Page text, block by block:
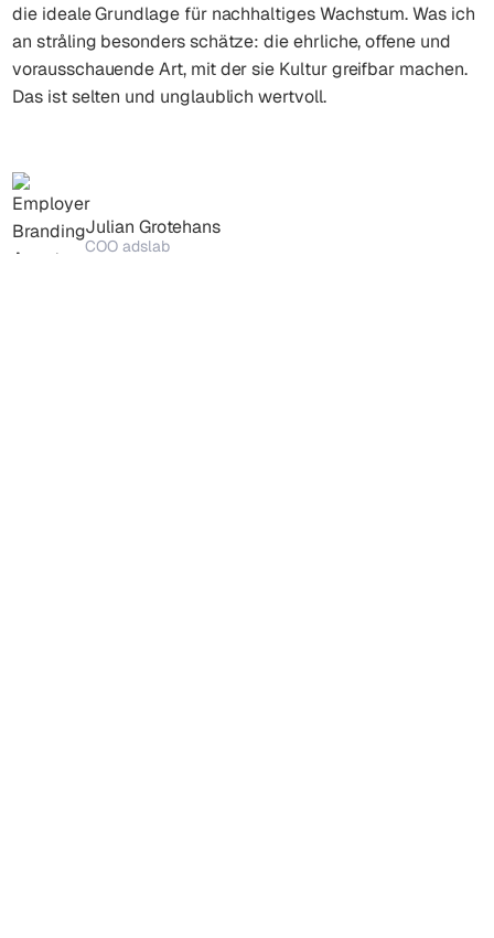
die ideale Grundlage für nachhaltiges Wachstum. Was ich
an stråling besonders schätze: die ehrliche, offene und
vorausschauende Art, mit der sie Kultur greifbar machen.
Das ist selten und unglaublich wertvoll.
Julian Grotehans
COO adslab